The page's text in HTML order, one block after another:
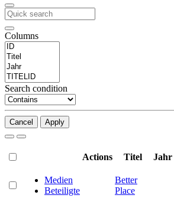
Columns
Search condition
Cancel Apply
Actions Titel Jahr
Medien
Beteiligte
Better
Place